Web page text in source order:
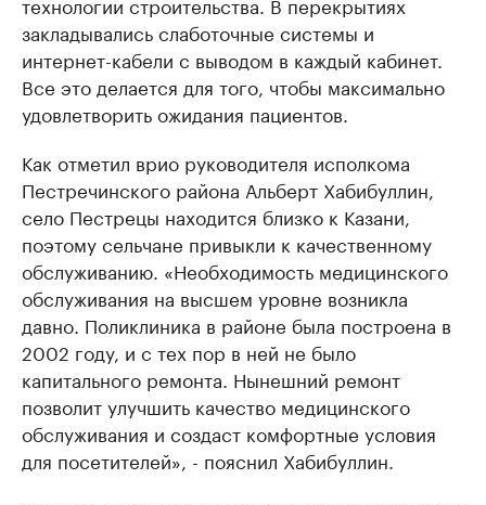
закладывались слаботочные системы и
интернет-кабели с выводом в каждый кабинет.
Все это делается для того, чтобы максимально
удовлетворить ожидания пациентов.
Как отметил врио руководителя исполкома
Пестречинского района Альберт Хабибуллин,
село Пестрецы находится близко к Казани,
поэтому сельчане привыкли к качественному
обслуживанию. «Необходимость медицинского
обслуживания на высшем уровне возникла
давно. Поликлиника в районе была построена в
2002 году, и с тех пор в ней не было
капитального ремонта. Нынешний ремонт
позволит улучшить качество медицинского
обслуживания и создаст комфортные условия
для посетителей», - пояснил Хабибуллин.